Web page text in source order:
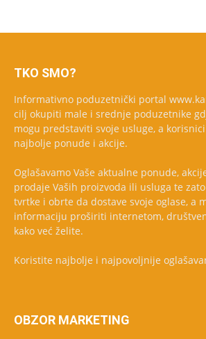
TKO SMO?
Informativno poduzetnički portal
cilj okupiti male i srednje poduzetnike
mogu predstaviti svoje usluge, a
najbolje ponude i akcije.
Oglašavamo Vaše aktualne ponude,
prodaje Vaših proizvoda ili usluga te
tvrtke i obrte da dostave svoje oglase, a
informaciju proširiti internetom,
kako već želite.
Koristite najbolje i najpovoljnije
OBZOR MARKETING